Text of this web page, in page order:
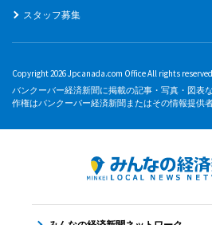
スタッフ募集
Copyright 2026 Jpcanada.com Office All rights
バンクーバー経済新聞に掲載の記事・写真・図表
作権はバンクーバー経済新聞またはその情報提供者